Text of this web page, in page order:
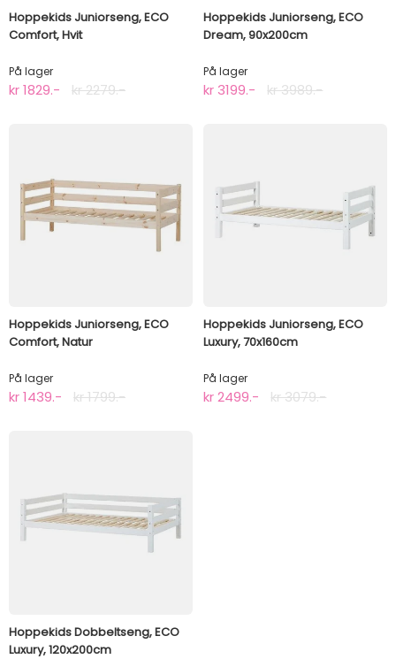
Hoppekids Juniorseng, ECO
Comfort, Hvit
På lager
kr 1829.- kr 2279.-
Hoppekids Juniorseng, ECO
Dream, 90x200cm
På lager
kr 3199.- kr 3989.-
Hoppekids Juniorseng, ECO
Comfort, Natur
På lager
kr 1439.- kr 1799.-
Hoppekids Juniorseng, ECO
Luxury, 70x160cm
På lager
kr 2499.- kr 3079.-
Hoppekids Dobbeltseng, ECO
Luxury, 120x200cm